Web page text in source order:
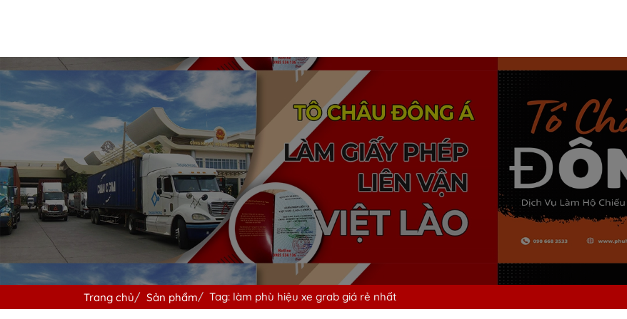
Trang chủ Sản phẩm Tag: làm phù hiệu xe grab giá rẻ nhất